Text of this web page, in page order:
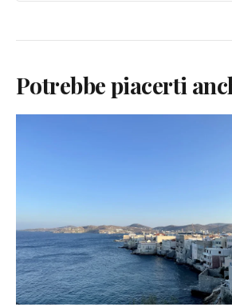
Potrebbe piacerti